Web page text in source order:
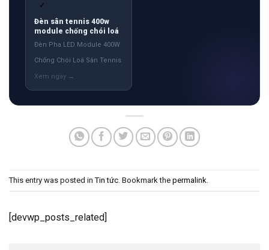
✓
Đèn sân tennis 400w
module chống chói loá
Đèn Pha LED Module 400W
Chống Chói Loá Sân Tennis
This entry was posted inTin tức . Bookmark the permalink
[devwp_posts_related]